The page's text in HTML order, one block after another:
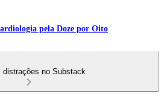
pela Doze por Oito
distrações no Substack